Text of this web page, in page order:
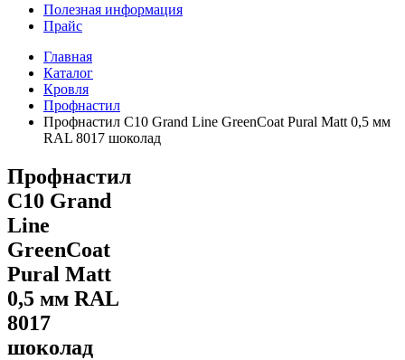
Полезная информация
Прайс
Главная
Каталог
Кровля
Профнастил
Профнастил С10 Grand Line GreenCoat Pural Matt 0,5 мм
RAL 8017 шоколад
Профнастил
С10 Grand
Line
GreenCoat
Pural Matt
0,5 мм RAL
8017
шоколад